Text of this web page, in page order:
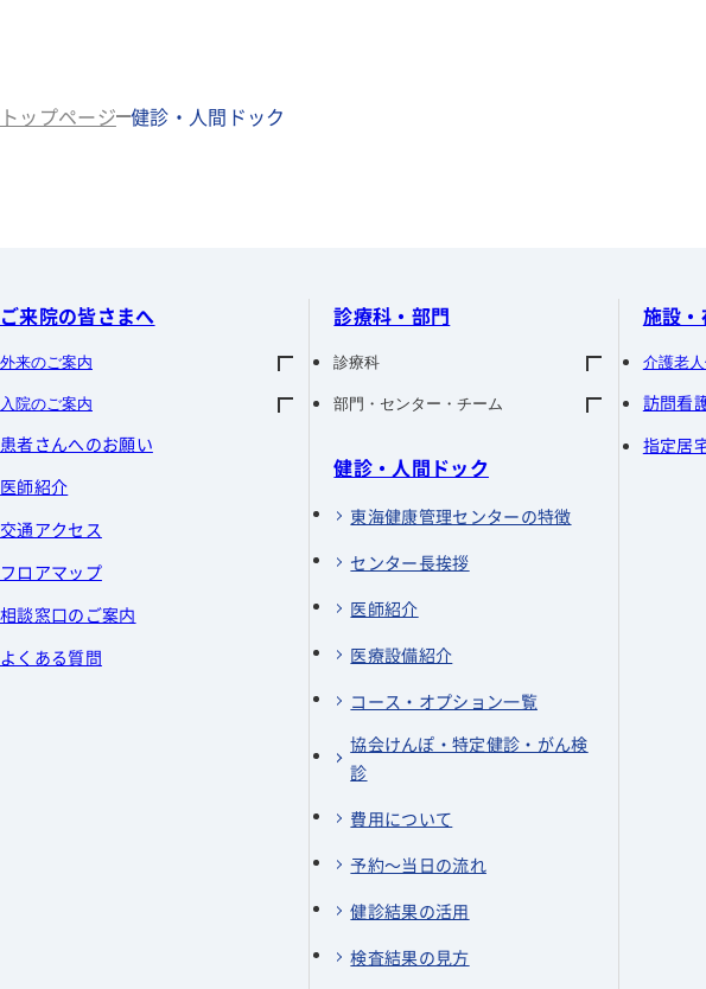
トップページ 健診・人間ドック
ご来院の皆さまへ
外来のご案内
外来医師担当表
休診情報
夜間・休日救急診療
マイナ保険証
入院のご案内
入院生活
入院費用とお支払い
お部屋について
お見舞い、付きそい
患者さんへのお願い
医師紹介
交通アクセス
フロアマップ
相談窓口のご案内
よくある質問
診療科・部門
診療科
循環器内科
外科
呼吸器外科
乳腺外科
肛門外科
泌尿器科
眼科
皮膚科
麻酔科
部門・センター・チーム
薬剤科
臨床工学科
栄養科
看護部
医療安全部
地域医療連携センター
内視鏡センター
内視鏡外科手術センター
下肢静脈瘤・リンパ浮腫・
血管センター
健診・人間ドック
東海健康管理センターの特徴
センター長挨拶
医師紹介
医療設備紹介
コース・オプション一覧
協会けんぽ・特定健診・がん検
診
費用について
予約～当日の流れ
健診結果の活用
検査結果の見方
施設
介護老
シ
訪問看
指定居